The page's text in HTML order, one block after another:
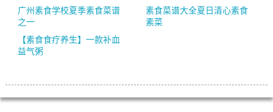
广州素食学校夏季素食菜谱
之一
素食菜谱大全夏日清心素食
素菜
【素食食疗养生】一款补血
益气粥